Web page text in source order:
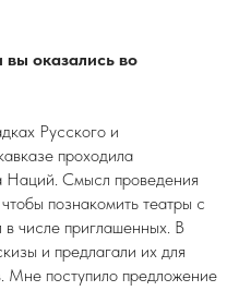
оказались во
Русского и
проходила
Наций. Смысл проведения
познакомить театры с
числе приглашенных. В
и предлагали их для
Мне поступило предложение